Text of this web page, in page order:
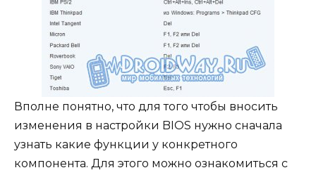
Вполне понятно, что для того чтобы вносить
изменения в настройки BIOS нужно сначала
узнать какие функции у конкретного
компонента. Для этого можно ознакомиться с